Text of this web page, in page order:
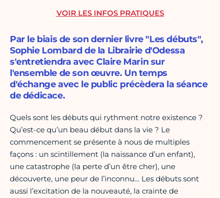
Par le biais de son dernier livre "Les débuts",
Sophie Lombard de la Librairie d'Odessa
s'entretiendra avec Claire Marin sur
l'ensemble de son œuvre. Un temps
d'échange avec le public précèdera la séance
de dédicace.
Quels sont les débuts qui rythment notre existence ?
Qu’est-ce qu’un beau début dans la vie ? Le
commencement se présente à nous de multiples
façons : un scintillement (la naissance d’un enfant),
une catastrophe (la perte d’un être cher), une
découverte, une peur de l’inconnu… Les débuts sont
aussi l’excitation de la nouveauté, la crainte de
VOIR LES INFOS PRATIQUES